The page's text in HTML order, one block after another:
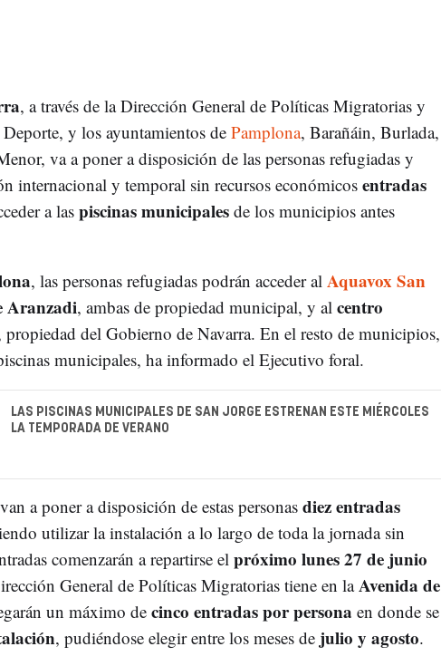
, a través de la Dirección General de Políticas Migratorias y
y los ayuntamientos de Pamplona, Barañáin, Burlada,
va a poner a disposición de las personas refugiadas y
internacional y temporal sin recursos económicos entradas
a laspiscinas municipalesde los municipios antes
, las personas refugiadas podrán acceder al Aquavox San
Aranzadi, ambas de propiedad municipal, y al centro
propiedad del Gobierno de Navarra. En el resto de municipios,
municipales, ha informado el Ejecutivo foral.
LAS PISCINAS MUNICIPALES DE SAN JORGE ESTRENAN ESTE MIÉRCOLES
LA TEMPORADA DE VERANO
a poner a disposición de estas personas diez entradas
utilizar la instalación a lo largo de toda la jornada sin
comenzarán a repartirse el próximo lunes 27 de junio
General de Políticas Migratorias tiene en laAvenida de
un máximo decinco entradas por persona en donde se
, pudiéndose elegir entre los meses dejulio y agosto.